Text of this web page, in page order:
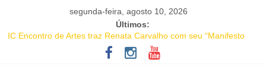
segunda-feira, agosto 10, 2026
Últimos:
IC Encontro de Artes traz Renata Carvalho com seu “Manifesto
Transpofágico” a Salvador